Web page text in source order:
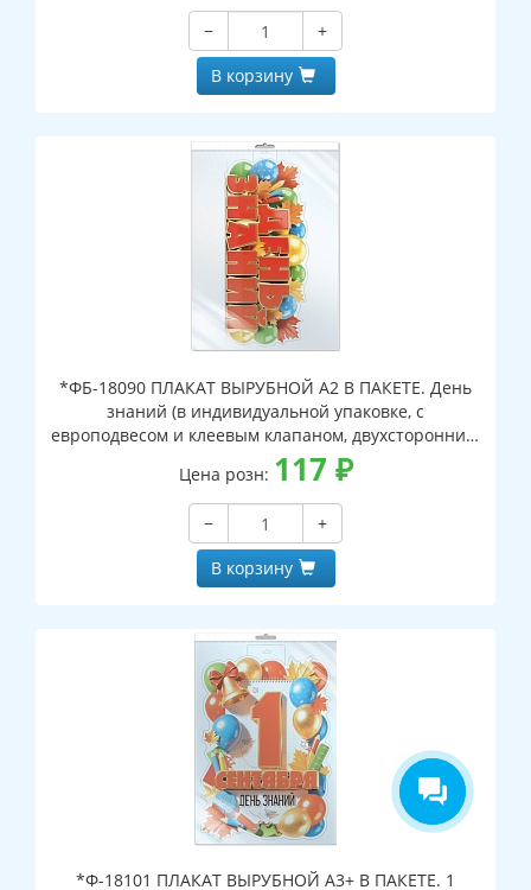
−
+
В корзину
*ФБ-18090 ПЛАКАТ ВЫРУБНОЙ А2 В ПАКЕТЕ. День
знаний (в индивидуальной упаковке, с
европодвесом и клеевым клапаном, двухсторонний,
ВД-лак)
Цена розн: 117 ₽
−
+
В корзину
*Ф-18101 ПЛАКАТ ВЫРУБНОЙ А3+ В ПАКЕТЕ. 1